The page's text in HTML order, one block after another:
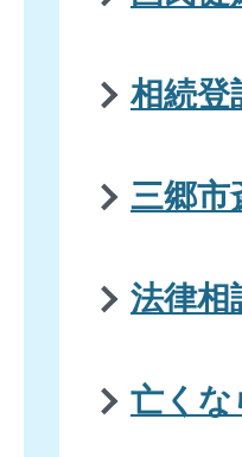
相続登
三郷市
法律相
亡くな